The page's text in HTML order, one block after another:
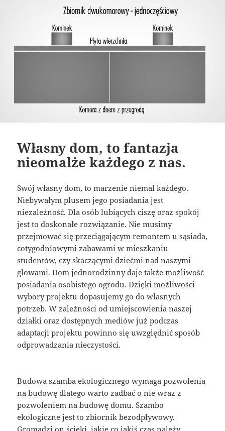
Własny dom, to fantazja
nieomalże każdego z nas.
Swój własny dom, to marzenie niemal każdego.
Niebywałym plusem jego posiadania jest
niezależność. Dla osób lubiących ciszę oraz spokój
jest to doskonałe rozwiązanie. Nie musimy
przejmować się przeciągającym remontem u sąsiada,
cotygodniowymi zabawami w mieszkaniu
studentów, czy skaczącymi dziećmi nad naszymi
głowami. Dom jednorodzinny daje także możliwość
posiadania osobistego ogrodu. Dzięki możliwości
wybory projektu dopasujemy go do własnych
potrzeb. W zależności od umiejscowienia naszej
działki oraz dostępnych mediów już podczas
adaptacji projektu powinno się uwzględnić sposób
odprowadzania nieczystości.
Budowa szamba ekologicznego wymaga pozwolenia
na budowę dlatego warto zadbać o nie wraz z
pozwoleniem na budowę domu. Szambo
ekologiczne jest to zbiornik bezodpływowy.